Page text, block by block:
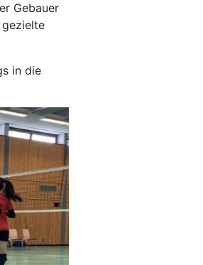
Gebauer
in die